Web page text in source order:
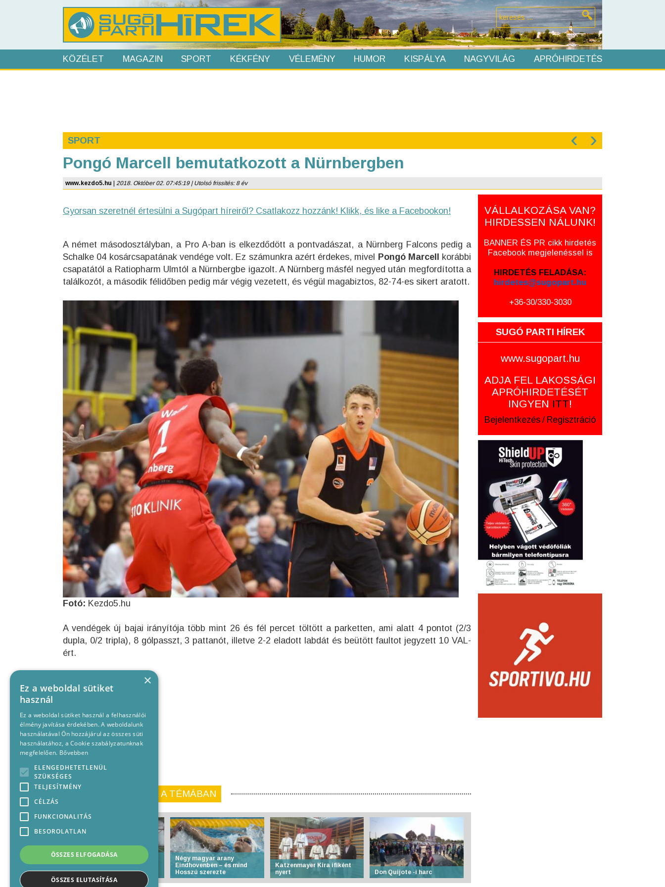
KÖZÉLET MAGAZIN SPORT KÉKFÉNY VÉLEMÉNY HUMOR KISPÁLYA NAGYVILÁG APRÓHIRDETÉS
SPORT ‹ ›
Pongó Marcell bemutatkozott a Nürnbergben
www.kezdo5.hu 2018. Október 02. 07:45:19 | Utolsó frissítés: 8 év
Gyorsan szeretnél értesülni a Sugópart híreiről? Csatlakozz hozzánk! Klikk, és like a Facebookon!
A német másodosztályban, a Pro A-ban is elkezdődött a pontvadászat, a Nürnberg Falcons pedig a
Schalke 04 kosárcsapatának vendége volt. Ez számunkra azért érdekes, mivel
Pongó Marcell
korábbi
csapatától a Ratiopharm Ulmtól a Nürnbergbe igazolt. A Nürnberg másfél negyed után megfordította a
találkozót, a második félidőben pedig már végig vezetett, és végül magabiztos, 82-74-es sikert aratott.
Fotó: Kezdo5.hu
A vendégek új bajai irányítója több mint 26 és fél percet töltött a parketten, ami alatt 4 pontot (2/3
dupla, 0/2 tripla), 8 gólpasszt, 3 pattanót, illetve 2-2 eladott labdát és beütött faultot jegyzett 10 VAL-
ért.
KORÁBBI CIKKEINK A TÉMÁBAN
Városi Műfüves Bajnokság
XX. fordulójának
eredményei
Négy magyar arany
Eindhovenben – és mind
Hosszú szerezte
Katzenmayer Kira ifiként
nyert
Don Quijote -i harc
VÁLLALKOZÁSA VAN?
HIRDESSEN NÁLUNK!
BANNER ÉS PR cikk hirdetés
Facebook megjelenéssel is
HIRDETÉS FELADÁSA:
hirdetes@sugopart.hu
+36-30/330-3030
SUGÓ PARTI HÍREK
www.sugopart.hu
ADJA FEL LAKOSSÁGI
APRÓHIRDETÉSÉT
INGYEN ITT!
Bejelentkezés / Regisztráció
×
Ez a weboldal sütiket
használ
Ez a weboldal sütiket használ a felhasználói
élmény javítása érdekében. A weboldalunk
használatával Ön hozzájárul az összes süti
használatához, a Cookie szabályzatunknak
megfelelően. Bővebben
ELENGEDHETETLENÜL
SZÜKSÉGES
TELJESÍTMÉNY
CÉLZÁS
FUNKCIONALITÁS
BESOROLATLAN
ÖSSZES ELFOGADÁSA
ÖSSZES ELUTASÍTÁSA